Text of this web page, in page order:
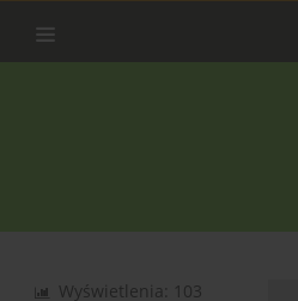
Wyświetlenia: 103